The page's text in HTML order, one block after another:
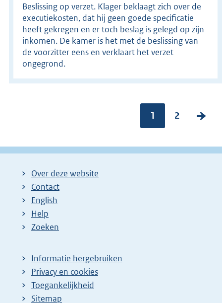
Beslissing op verzet. Klager beklaagt zich over de
executiekosten, dat hij geen goede specificatie
heeft gekregen en er toch beslag is gelegd op zijn
inkomen. De kamer is het met de beslissing van
de voorzitter eens en verklaart het verzet
ongegrond.
Pagina:
1
P
g
2
V
l
Over deze website
Contact
English
Help
Zoeken
Informatie hergebruiken
Privacy en cookies
Toegankelijkheid
Sitemap